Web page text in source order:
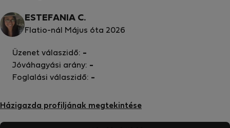
ESTEFANIA C.
Flatio-nál Május óta 2026
Házigazda profiljának megtekintése
Üzenet válaszidő: -
Jóváhagyási arány: -
Foglalási válaszidő: -